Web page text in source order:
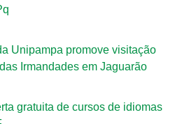
Unipampa promove visitação
Irmandades em Jaguarão
gratuita de cursos de idiomas